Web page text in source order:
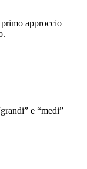
approccio
e “medi”